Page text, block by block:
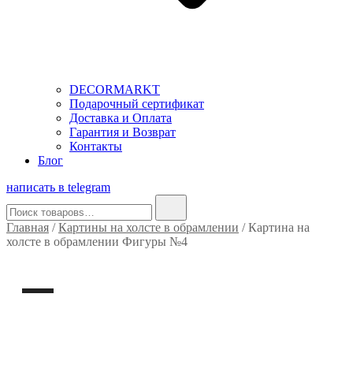
DECORMARKT
Подарочный сертификат
Доставка и Оплата
Гарантия и Возврат
Контакты
Блог
написать в telegram
Главная /Картины на холсте в обрамлении / Картина на
холсте в обрамлении Фигуры №4